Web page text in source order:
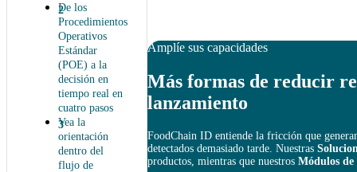
De los
Procedimientos
Operativos
Estándar
(POE) a la
decisión en
tiempo real en
cuatro pasos
Vea la
orientación
dentro del
flujo de
Amplíe sus capacidades
Más formas de reducir
lanzamiento
FoodChain ID entiende la fricción que
detectados demasiado tarde. Nuestras
productos, mientras que nuestros Módulos de